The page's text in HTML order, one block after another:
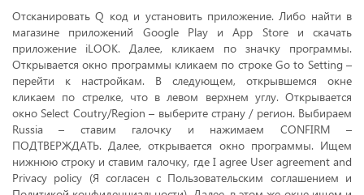
Отсканировать Q код и установить приложение. Либо найти в
магазине приложений Google Play и App Store и скачать
приложение iLOOK. Далее, кликаем по значку программы.
Открывается окно программы кликаем по строке Go to Setting –
перейти к настройкам. В следующем, открывшемся окне
кликаем по стрелке, что в левом верхнем углу. Открывается
окно Select Coutry/Region – выберите страну / регион. Выбираем
Russia – ставим галочку и нажимаем CONFIRM –
ПОДТВЕРЖДАТЬ. Далее, открывается окно программы. Ищем
нижнюю строку и ставим галочку, где I agree User agreement and
Privacy policy (Я согласен с Пользовательским соглашением и